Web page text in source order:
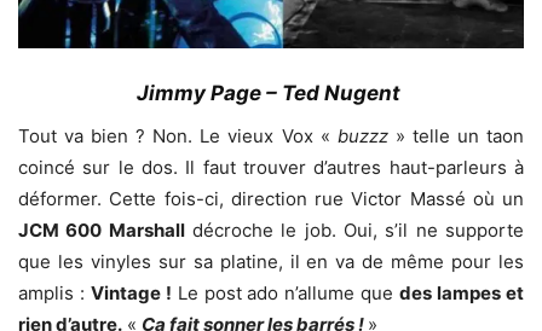
Jimmy Page – Ted Nugent
Tout va bien ? Non. Le vieux Vox « buzzz» telle un taon
coincé sur le dos. Il faut trouver d’autres haut-parleurs à
déformer. Cette fois-ci, direction rue Victor Massé où un
JCM 600 Marshalldécroche le job. Oui, s’il ne supporte
que les vinyles sur sa platine, il en va de même pour les
amplis : Vintage ! Le post ado n’allume quedes lampes et
rien d’autre. « Ça fait sonner les barrés ! »